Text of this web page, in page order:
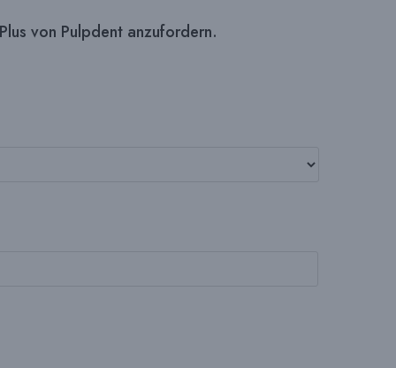
H
von Pulpdent anzufordern.